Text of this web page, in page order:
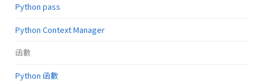
Python pass
Python Context Manager
函數
Python 函數